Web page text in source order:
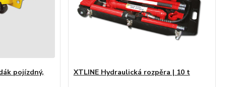
pojízdný,
XTLINE Hydraulická rozpěra | 10 t